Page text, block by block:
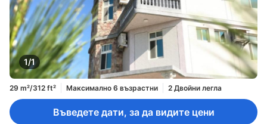
1/1
29 m²/312 ft² Максимално 6 възрастни 2 Двойни легла
Въведете дати, за да видите цени